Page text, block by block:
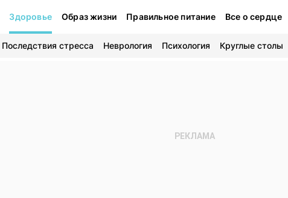
Здоровье Образ жизни Правильное питание Все о сердце
Последствия стресса Неврология Психология Круглые столы